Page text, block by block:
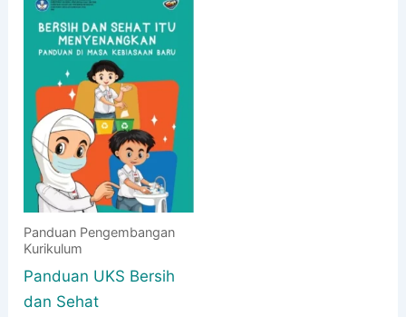
Panduan Pengembangan
Kurikulum
Panduan UKS Bersih
dan Sehat